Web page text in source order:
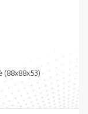
(88x88x53)